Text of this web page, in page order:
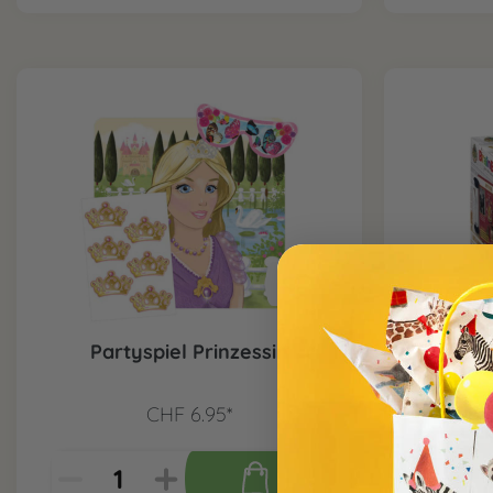
Partyspiel Prinzessin
CHF 6.95*